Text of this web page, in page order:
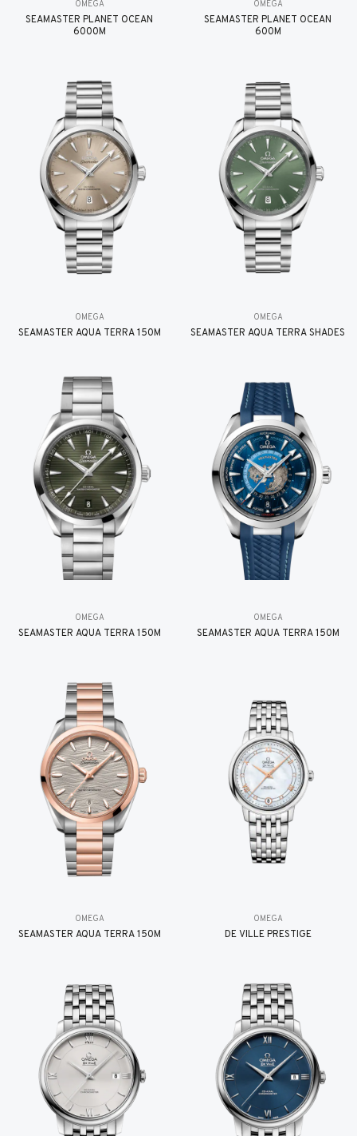
OMEGA
SEAMASTER PLANET OCEAN
6000M
OMEGA
SEAMASTER PLANET OCEAN
600M
OMEGA
SEAMASTER AQUA TERRA 150M
OMEGA
SEAMASTER AQUA TERRA SHADES
OMEGA
SEAMASTER AQUA TERRA 150M
OMEGA
SEAMASTER AQUA TERRA 150M
OMEGA
SEAMASTER AQUA TERRA 150M
OMEGA
DE VILLE PRESTIGE